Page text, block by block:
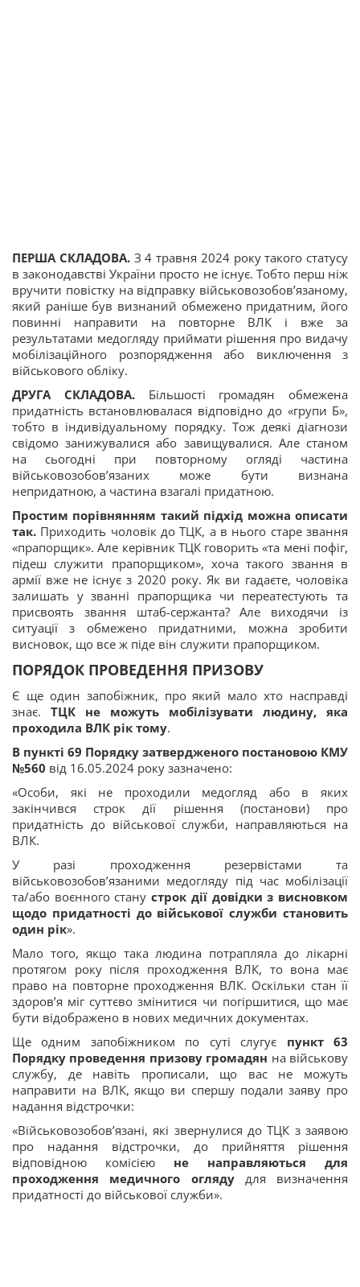
ПЕРША СКЛАДОВА. З 4 травня 2024 року такого статусу
в законодавстві України просто не існує. Тобто перш ніж
вручити повістку на відправку військовозобов’язаному,
який раніше був визнаний обмежено придатним, його
повинні направити на повторне ВЛК і вже за
результатами медогляду приймати рішення про видачу
мобілізаційного розпорядження або виключення з
військового обліку.
ДРУГА СКЛАДОВА.Більшості громадян обмежена
придатність встановлювалася відповідно до «групи Б»,
тобто в індивідуальному порядку. Тож деякі діагнози
свідомо занижувалися або завищувалися. Але станом
на сьогодні при повторному огляді частина
військовозобов’язаних може бути визнана
непридатною, а частина взагалі придатною.
Простим порівнянням такий підхід можна описати
так. Приходить чоловік до ТЦК, а в нього старе звання
«прапорщик». Але керівник ТЦК говорить «та мені пофіг,
підеш служити прапорщиком», хоча такого звання в
армії вже не існує з 2020 року. Як ви гадаєте, чоловіка
залишать у званні прапорщика чи переатестують та
присвоять звання штаб-сержанта? Але виходячи із
ситуації з обмежено придатними, можна зробити
висновок, що все ж піде він служити прапорщиком.
ПОРЯДОК ПРОВЕДЕННЯ ПРИЗОВУ
Є ще один запобіжник, про який мало хто насправді
знає. ТЦК не можуть мобілізувати людину, яка
проходила ВЛК рік тому.
В пункті 69 Порядку затвердженого постановою КМУ
№560 від 16.05.2024 року зазначено:
«Особи, які не проходили медогляд або в яких
закінчився строк дії рішення (постанови) про
придатність до військової служби, направляються на
ВЛК.
У разі проходження резервістами та
військовозобов’язаними медогляду під час мобілізації
та/або воєнного станустрок дії довідки з висновком
щодо придатності до військової служби становить
один рік».
Мало того, якщо така людина потрапляла до лікарні
протягом року після проходження ВЛК, то вона має
право на повторне проходження ВЛК. Оскільки стан її
здоров’я міг суттєво змінитися чи погіршитися, що має
бути відображено в нових медичних документах.
Ще одним запобіжником по суті слугує пункт 63
Порядку проведення призову громадян на військову
службу, де навіть прописали, що вас не можуть
направити на ВЛК, якщо ви спершу подали заяву про
надання відстрочки:
«Військовозобов’язані, які звернулися до ТЦК з заявою
про надання відстрочки, до прийняття рішення
відповідною комісією не направляються для
проходження медичного огляду для визначення
придатності до військової служби».